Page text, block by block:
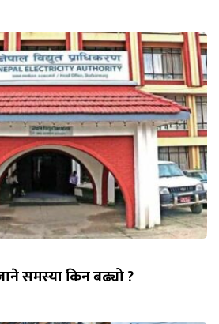
समस्या किन बढ्यो ?